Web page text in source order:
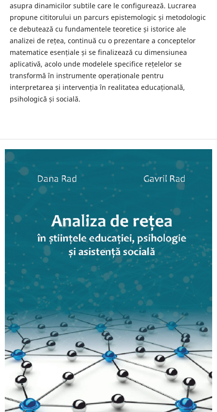
asupra dinamicilor subtile care le configurează. Lucrarea
propune cititorului un parcurs epistemologic și metodologic
ce debutează cu fundamentele teoretice și istorice ale
analizei de rețea, continuă cu o prezentare a conceptelor
matematice esențiale și se finalizează cu dimensiunea
aplicativă, acolo unde modelele specifice rețelelor se
transformă în instrumente operaționale pentru
interpretarea și intervenția în realitatea educațională,
psihologică și socială.